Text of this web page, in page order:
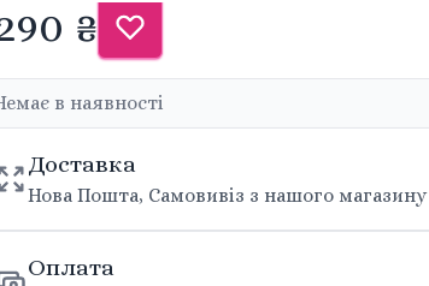
₴
в наявності
Доставка
Нова Пошта, Самовивіз з нашого магазину
Оплата